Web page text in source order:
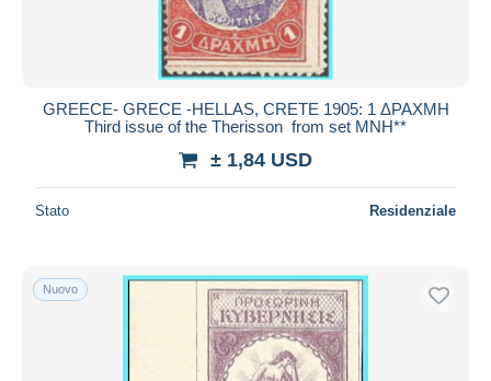
GREECE- GRECE -HELLAS, CRETE 1905: 1 ΔΡΑΧΜΗ
Third issue of the Therisson from set MNH**
± 1,84 USD
Stato Residenziale
Nuovo